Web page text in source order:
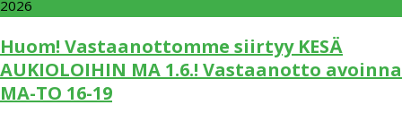
2026
Huom! Vastaanottomme siirtyy KESÄ
AUKIOLOIHIN MA 1.6.! Vastaanotto avoinna
MA-TO 16-19